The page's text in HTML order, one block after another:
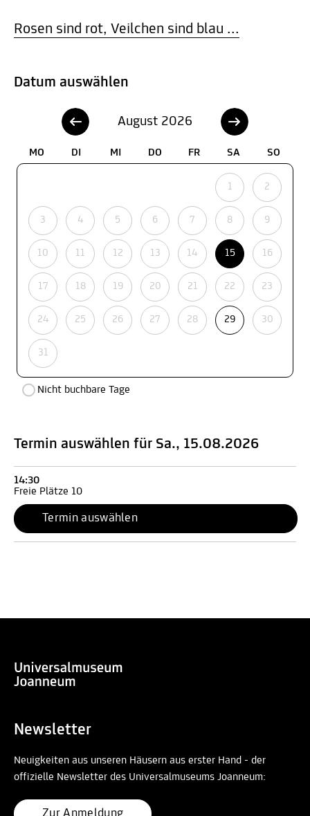
Rosen sind rot, Veilchen sind blau ...
Datum auswählen
August 2026
MO DI MI DO FR SA SO
1 2
3 4 5 6 7 8 9
10 11 12 13 14 15 16
17 18 19 20 21 22 23
24 25 26 27 28 29 30
31
Nicht buchbare Tage
Termin auswählen für Sa., 15.08.2026
14:30
Freie Plätze 10
Termin auswählen
Newsletter
Neuigkeiten aus unseren Häusern aus erster Hand - der
offizielle Newsletter des Universalmuseums Joanneum: